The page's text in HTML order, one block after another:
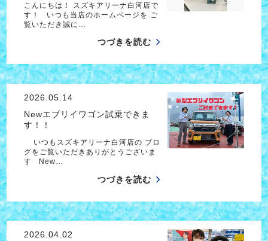
こんにちは！ スズキアリーナ白河店で
す！ いつも当店のホームページを ご
覧いただき誠に…
つづきを読む
2026.05.14
Newエブリイワゴン試乗できま
す！！
いつもスズキアリーナ白河店の ブロ
グをご覧いただきありがとうございま
す New…
つづきを読む
2026.04.02